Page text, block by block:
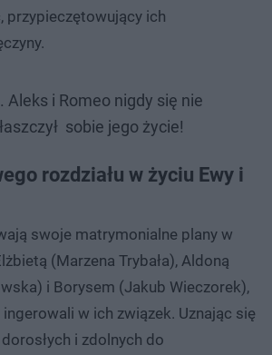
przypieczętowujący ich
Aleks i Romeo nigdy się nie
sobie jego życie!
rozdziału w życiu Ewy i
swoje matrymonialne plany w
(Marzena Trybała), Aldoną
i Borysem (Jakub Wieczorek),
w ich związek. Uznając się
i zdolnych do